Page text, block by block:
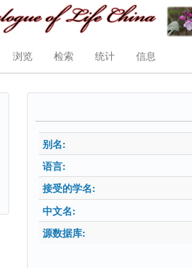
浏览 检索 统计 信息
别名:
语言:
接受的学名:
中文名:
源数据库: